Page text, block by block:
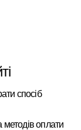
спосіб
методів оплати